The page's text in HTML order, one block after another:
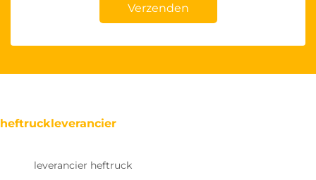
Verzenden
heftruckleverancier
leverancier heftruck